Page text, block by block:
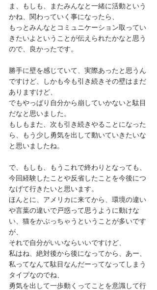
ま、もしも、またみんなと一緒に活動という
かね、関わっていく事になったら、
もっとみんなとコミュニケーション取ってい
きたいよということが伝えられたかなと思う
ので、良かったです。
勝手に壁を感じていて、実際あったと思うん
ですけど、しかも今も引き続きその壁はまだ
ありますけど、
でもやっぱり自分から崩していかないと駄目
だなと思いました。
もしもまた、次も引き続きやることになった
ら、もう少し勇気を出して動いていきたいな
と思いましたね。
で、もしも、もうこれで終わりとなっても、
今回経験したことや反省したことを今後につ
なげて行きたいと思います。
ほんとに、アメリカに来てから、環境の違い
や言葉の違いで戸惑って思うように動けな
い、猫をかぶっちゃうということが多いです
が、
それで自分がいいならいいですけど、
私はね、絶対後から後になってから、あー、
私ってなんて駄目なんだーってなってしまう
タイプなのでね、
勇気を出して一歩動くってことを意識して行